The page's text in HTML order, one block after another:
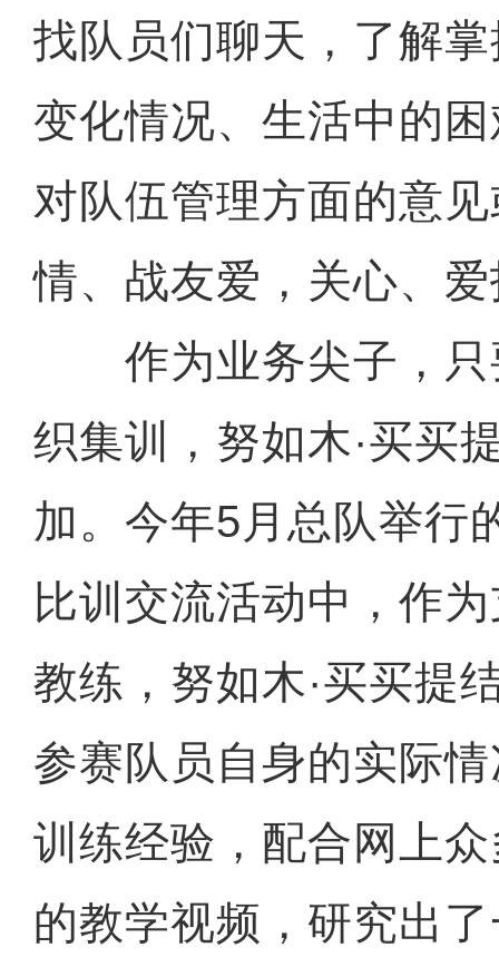
找队员们聊天，了解
变化情况、生活中的
对队伍管理方面的意
情、战友爱，关心、
作为业务尖子，只
织集训，努如木·买买
加。今年5月总队举行
比训交流活动中，作
教练，努如木·买买提
参赛队员自身的实际
训练经验，配合网上
的教学视频，研究出